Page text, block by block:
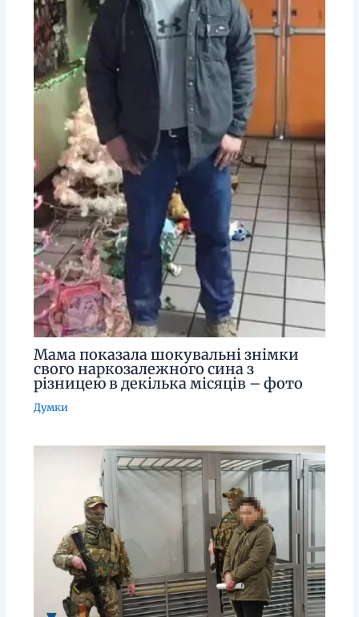
Мама показала шокувальні знімки
свого наркозалежного сина з
різницею в декілька місяців – фото
Думки